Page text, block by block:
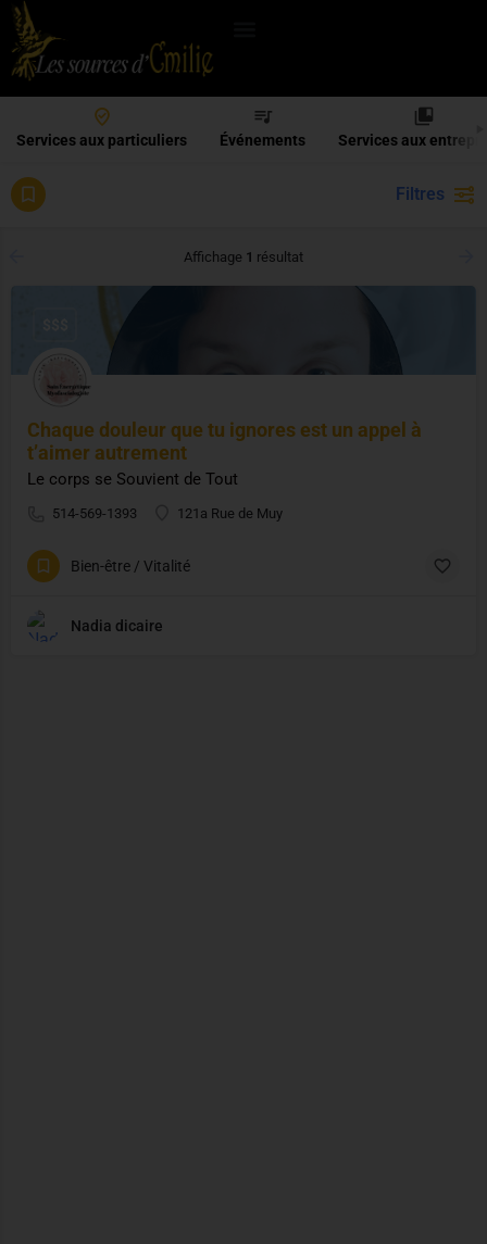
Services aux particuliers Événements Services aux
Filtres
Affichage 1 résultat
Chaque douleur que tu ignores est un appel à
t’aimer autrement
Le corps se Souvient de Tout
514-569-1393 121a Rue de Muy
Bien-être / Vitalité
Nadia dicaire